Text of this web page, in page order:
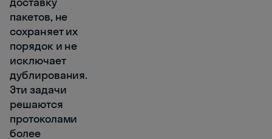
пакетов, не
сохраняет их
порядок и не
исключает
дублирования.
Эти задачи
решаются
протоколами
более